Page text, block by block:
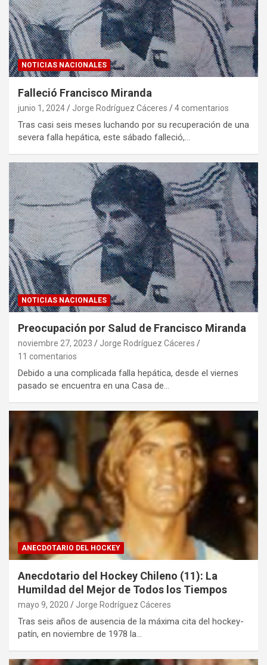
NOTICIAS NACIONALES
Falleció Francisco Miranda
junio 1, 2024 Jorge Rodríguez Cáceres 4 comentarios
Tras casi seis meses luchando por su recuperación de una
severa falla hepática, este sábado falleció,…
NOTICIAS NACIONALES
Preocupación por Salud de Francisco Miranda
noviembre 27, 2023
Jorge Rodríguez Cáceres
11 comentarios
Debido a una complicada falla hepática, desde el viernes
pasado se encuentra en una Casa de…
ANECDOTARIO DEL HOCKEY
Anecdotario del Hockey Chileno (11): La
Humildad del Mejor de Todos los Tiempos
mayo 9, 2020 Jorge Rodríguez Cáceres
Tras seis años de ausencia de la máxima cita del hockey-
patín, en noviembre de 1978 la…